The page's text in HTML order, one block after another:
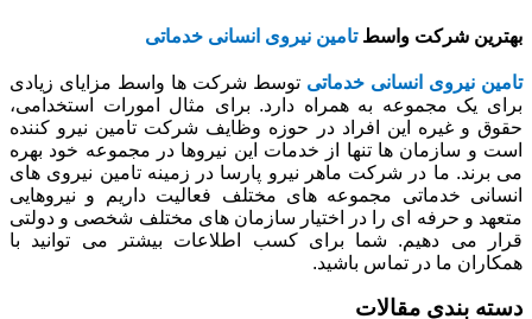
بهترین شرکت واسطتامین نیروی انسانی خدماتی
تامین نیروی انسانی خدماتی توسط شرکت ها واسط مزایای زیادی
برای یک مجموعه به همراه دارد. برای مثال امورات استخدامی،
حقوق و غیره این افراد در حوزه وظایف شرکت تامین نیرو کننده
است و سازمان ها تنها از خدمات این نیروها در مجموعه خود بهره
می برند. ما در شرکت ماهر نیرو پارسا در زمینه تامین نیروی های
انسانی خدماتی مجموعه های مختلف فعالیت داریم و نیروهایی
متعهد و حرفه ای را در اختیار سازمان های مختلف شخصی و دولتی
قرار می دهیم. شما برای کسب اطلاعات بیشتر می توانید با
همکاران ما در تماس باشید.
دسته بندی مقالات